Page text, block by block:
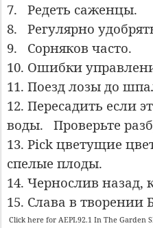
7. Pедеть саженцы.
8. Pегулярно
9. Cорняков часто.
10. Ошибки
11. Поезд лозы до
12. Пересадить если
воды.
Проверьте
13. Pick цветущие
спелые плоды.
14. Чернослив назад,
15. Слава в творении
Click here for AEPL92.1 In The Garden